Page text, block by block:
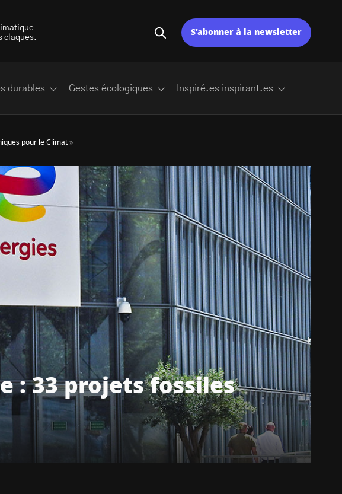
: 33 projets fossiles
pour le Climat »
claques.
S’abonner à la newsletter
durables Gestes écologiques Inspiré.es inspirant.es